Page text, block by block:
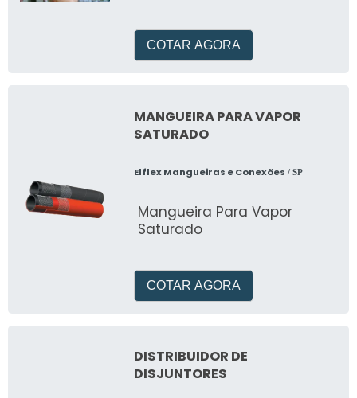
COTAR AGORA
MANGUEIRA PARA VAPOR
SATURADO
Elflex Mangueiras e Conexões / SP
Mangueira Para Vapor
Saturado
COTAR AGORA
DISTRIBUIDOR DE
DISJUNTORES